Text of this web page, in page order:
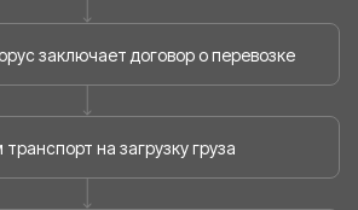
заключает договор о перевозке
на загрузку груза